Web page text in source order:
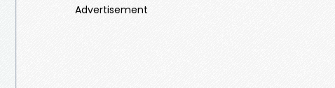
Advertisement